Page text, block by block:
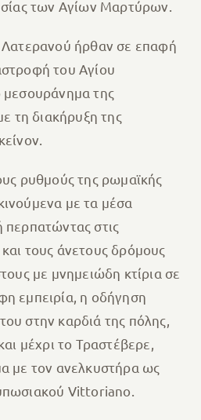
των Αγίων Μαρτύρων.
Λατερανού ήρθαν σε επαφή
του Αγίου
μεσουράνημα της
τη διακήρυξη της
ρυθμούς της ρωμαϊκής
με τα μέσα
περπατώντας στις
τους άνετους δρόμους
με μνημειώδη κτίρια σε
εμπειρία, η οδήγηση
στην καρδιά της πόλης,
μέχρι το Τραστέβερε,
με τον ανελκυστήρα ως
Vittoriano.